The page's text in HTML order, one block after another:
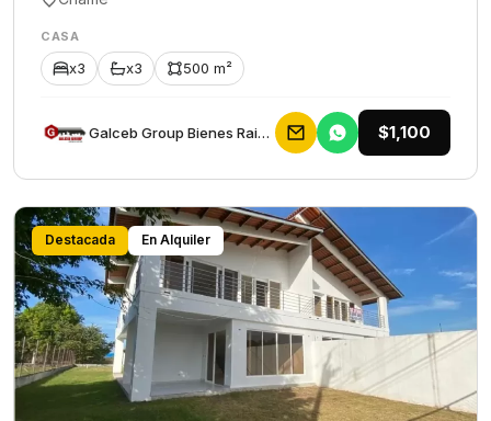
CASA
x3 x3 500 m²
Galceb Group Bienes Raices $1,100
Destacada En Alquiler